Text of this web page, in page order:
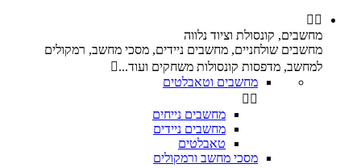
 
מחשבים, קונסולת וציוד נלווה
מחשבים שולחניים, מחשבים ניידים, מסכי מחשב, רמקולים
למחשב, מדפסות קונסולות משחקים ועוד...
מחשבים וטאבלטים
 
מחשבים נייחים
מחשבים ניידים
טאבלטים
מסכי מחשב ורמקולים